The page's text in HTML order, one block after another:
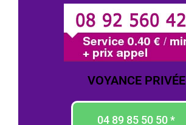
VOYANCE PRIVÉE
04 89 85 50 50 *